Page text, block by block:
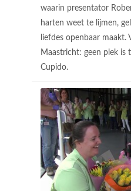
waarin presentator
harten weet te lijmen,
liefdes openbaar maakt.
Maastricht: geen plek is
Cupido.